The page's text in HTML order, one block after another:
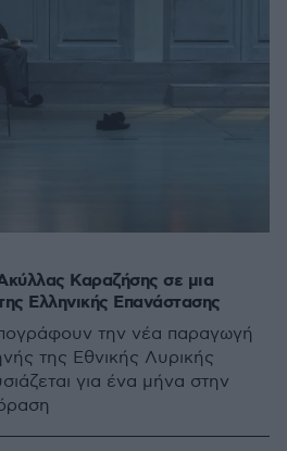
Καραζήσης σε μια
Ελληνικής Επανάστασης
την νέα παραγωγή
της Εθνικής Λυρικής
για ένα μήνα στην